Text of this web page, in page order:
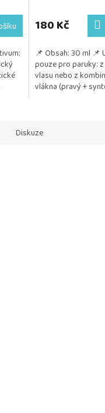
180 Kč
📌 Obsah: 30 ml 📌
pouze pro paruky:
vlasu nebo z
vlákna (pravý +
Diskuze